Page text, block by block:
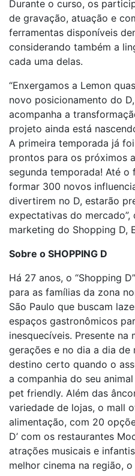
Durante o curso, os
de gravação, atuação e
ferramentas disponíveis
considerando também a
cada uma delas.
“Enxergamos a Lemon
novo posicionamento do
acompanha a
projeto ainda está
A primeira temporada já
prontos para os próximos
segunda temporada! Até
formar 300 novos
divertirem no D, estarão
expectativas do
marketing do Shopping D,
Sobre o SHOPPING D
Há 27 anos, o “Shopping
para as famílias da zona
São Paulo que buscam
espaços gastronômicos
inesquecíveis. Presente
gerações e no dia a dia de
destino certo quando o
a companhia do seu
pet friendly. Além das
variedade de lojas, o mall
alimentação, com 20
D’ com os restaurantes
atrações musicais e
melhor cinema na região,